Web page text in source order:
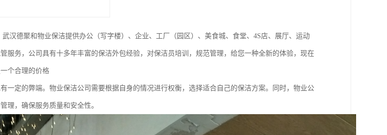
汉德聚和物业保洁提供办公（写字楼）、企业、工厂（园区）、美食城、食堂、4S店、展厅、运动
服务，公司具有十多年丰富的保洁外包经验，对保洁员培训，规范管理，给您一种全新的体验，现在
个合理的价格
一定的弊端。物业保洁公司需要根据自身的情况进行权衡，选择适合自己的保洁方案。同时，物业公
理，确保服务质量和安全性。